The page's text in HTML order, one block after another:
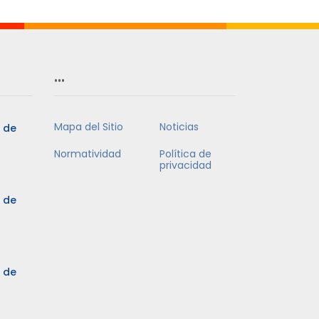
de
de
de
…
Mapa del Sitio
Noticias
Normatividad
Política de
privacidad